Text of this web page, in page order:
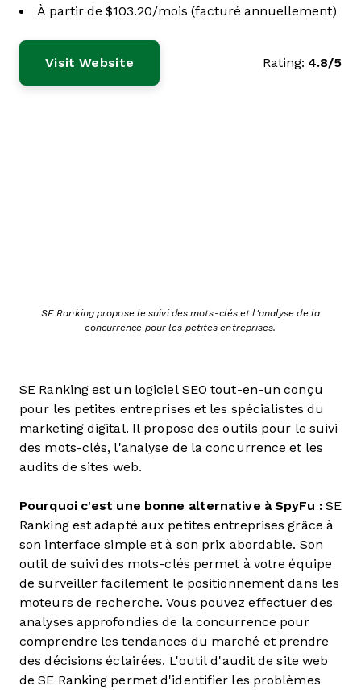
À partir de $103.20/mois (facturé annuellement)
Visit Website Rating: 4.8/5
SE Ranking propose le suivi des mots-clés et l'analyse de la
concurrence pour les petites entreprises.
SE Ranking est un logiciel SEO tout-en-un conçu
pour les petites entreprises et les spécialistes du
marketing digital. Il propose des outils pour le suivi
des mots-clés, l'analyse de la concurrence et les
audits de sites web.
Pourquoi c'est une bonne alternative à SpyFu :SE
Ranking est adapté aux petites entreprises grâce à
son interface simple et à son prix abordable. Son
outil de suivi des mots-clés permet à votre équipe
de surveiller facilement le positionnement dans les
moteurs de recherche. Vous pouvez effectuer des
analyses approfondies de la concurrence pour
comprendre les tendances du marché et prendre
des décisions éclairées. L'outil d'audit de site web
de SE Ranking permet d'identifier les problèmes